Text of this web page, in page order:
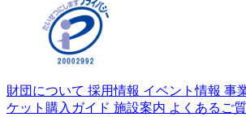
財団について 採用情報 イベント情報 事
ケット購入ガイド 施設案内 よくあるご